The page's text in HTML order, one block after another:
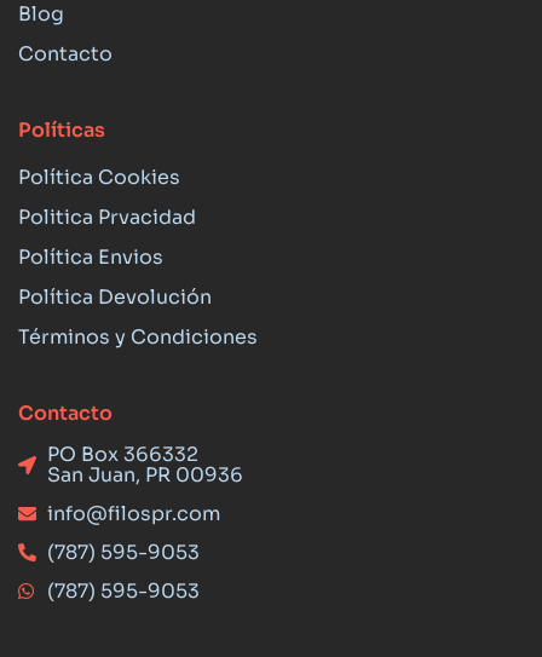
Blog
Contacto
Políticas
Política Cookies
Politica Prvacidad
Política Envios
Política Devolución
Términos y Condiciones
Contacto
PO Box 366332
San Juan, PR 00936
info@filospr.com
(787) 595-9053
(787) 595-9053